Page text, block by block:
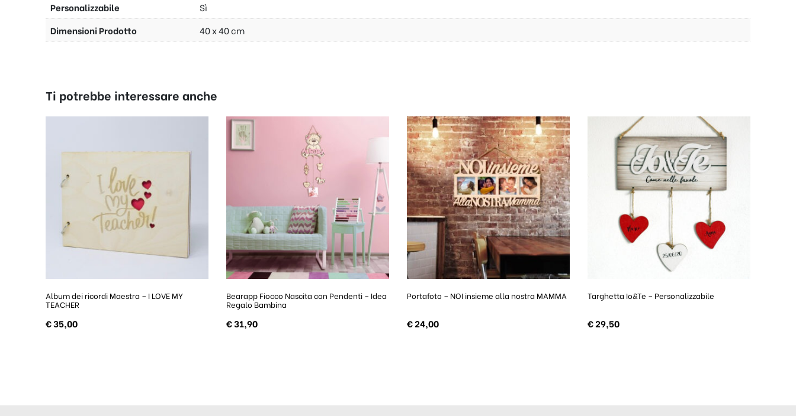
Personalizzabile
Sì
Dimensioni Prodotto
40 x 40 cm
Ti potrebbe interessare anche
Album dei ricordi Maestra – I LOVE MY
TEACHER
€35,00
Bearapp Fiocco Nascita con Pendenti – Idea
Regalo Bambina
€31,90
Portafoto – NOI insieme alla nostra MAMMA
€24,00
Targhetta Io&Te – Personalizzabile
€29,50